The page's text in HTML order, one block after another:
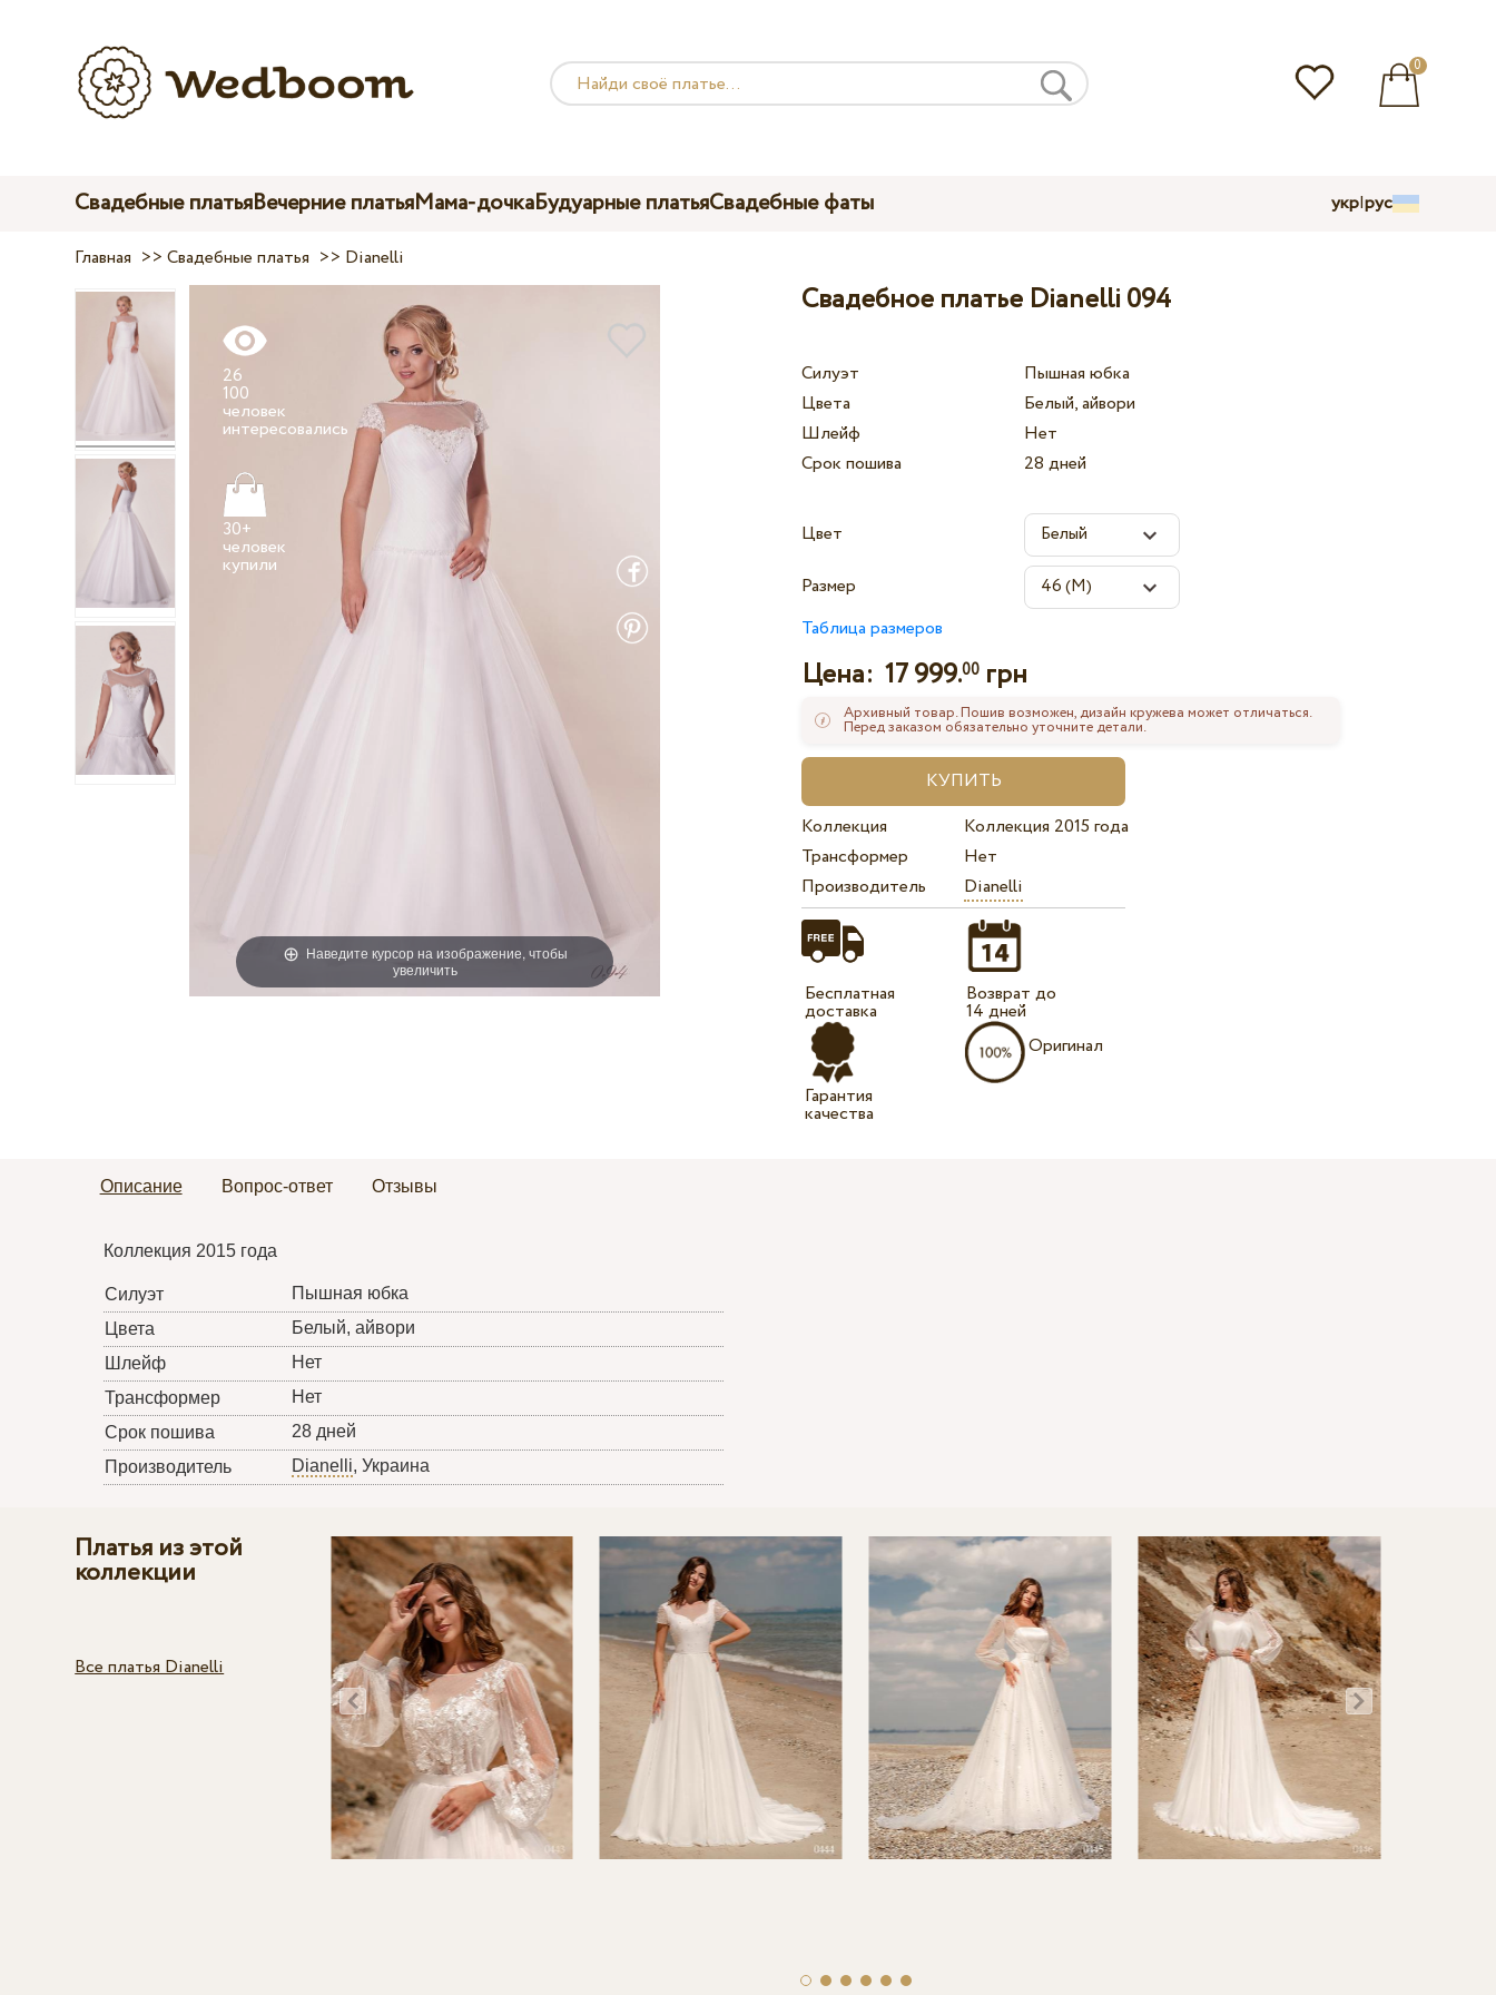
0
Свадебные платьяВечерние платьяМама-дочкаБудуарные платьяСвадебные фаты укр|рус
Главная >>Свадебные платья >> Dianelli
Наведите курсор на изображение, чтобы
увеличить
26
100
человек
30+
человек
Свадебное платье Dianelli 094
Силуэт
Пышная юбка
Цвета
Белый, айвори
Шлейф
Нет
Срок пошива
28 дней
Цвет
Размер
Таблица размеров
Цена:17 999.00 грн
Архивный товар. Пошив возможен, дизайн кружева может отличаться.
Перед заказом обязательно уточните детали.
Коллекция
Коллекция 2015 года
Трансформер
Нет
Производитель
Dianelli
Бесплатная
доставка
Гарантия
качества
Возврат до
14 дней
Оригинал
Описание Вопрос-ответ Отзывы
Коллекция 2015 года
Силуэт
Пышная юбка
Цвета
Белый, айвори
Шлейф
Нет
Трансформер
Нет
Срок пошива
28 дней
Производитель
Dianelli, Украина
Платья из этой
коллекции
Все платья Dianelli